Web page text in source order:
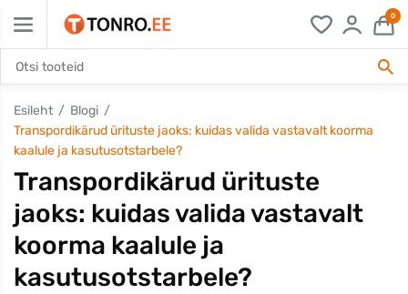
0
Esileht
Blogi
Transpordikärud ürituste jaoks: kuidas valida vastavalt koorma
kaalule ja kasutusotstarbele?
Transpordikärud ürituste
jaoks: kuidas valida vastavalt
koorma kaalule ja
kasutusotstarbele?